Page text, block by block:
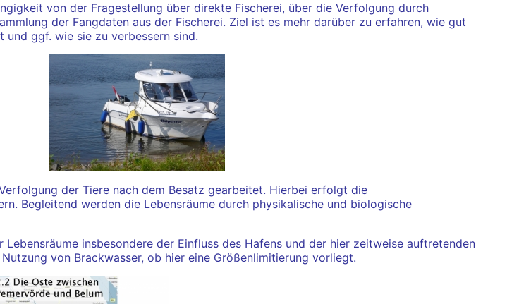
von der Fragestellung über direkte Fischerei, über die Verfolgung durch
der Fangdaten aus der Fischerei. Ziel ist es mehr darüber zu erfahren, wie gut
ggf. wie sie zu verbessern sind.
der Tiere nach dem Besatz gearbeitet. Hierbei erfolgt die
Begleitend werden die Lebensräume durch physikalische und biologische
insbesondere der Einfluss des Hafens und der hier zeitweise auftretenden
von Brackwasser, ob hier eine Größenlimitierung vorliegt.